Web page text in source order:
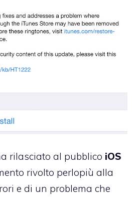
rilasciato al pubblico iOS
rivolto perlopiù alla
e di un problema che